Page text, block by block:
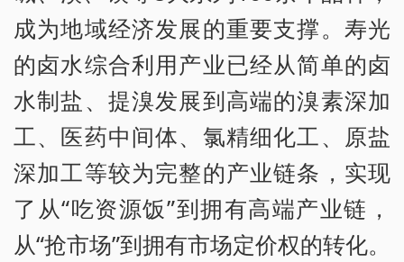
成为地域经济发展的重要支撑。寿光
的卤水综合利用产业已经从简单的卤
水制盐、提溴发展到高端的溴素深加
工、医药中间体、氯精细化工、原盐
深加工等较为完整的产业链条，实现
了从“吃资源饭”到拥有高端产业链，
从“抢市场”到拥有市场定价权的转化。